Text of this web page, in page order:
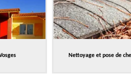
Nettoyage et pose de